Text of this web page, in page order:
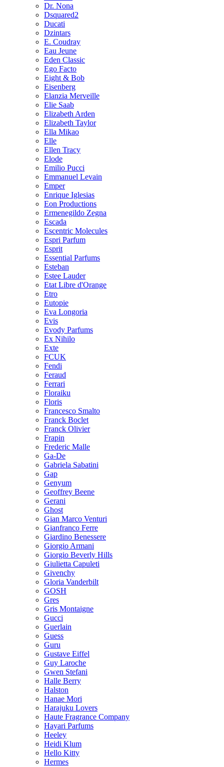
Dr. Nona
Dsquared2
Ducati
Dzintars
E. Coudray
Eau Jeune
Eden Classic
Ego Facto
Eight & Bob
Eisenberg
Elanzia Merveille
Elie Saab
Elizabeth Arden
Elizabeth Taylor
Ella Mikao
Elle
Ellen Tracy
Elode
Emilio Pucci
Emmanuel Levain
Emper
Enrique Iglesias
Eon Productions
Ermenegildo Zegna
Escada
Escentric Molecules
Espri Parfum
Esprit
Essential Parfums
Esteban
Estee Lauder
Etat Libre d'Orange
Etro
Eutopie
Eva Longoria
Evis
Evody Parfums
Ex Nihilo
Exte
FCUK
Fendi
Feraud
Ferrari
Floraiku
Floris
Francesco Smalto
Franck Boclet
Franck Olivier
Frapin
Frederic Malle
Ga-De
Gabriela Sabatini
Gap
Genyum
Geoffrey Beene
Gerani
Ghost
Gian Marco Venturi
Gianfranco Ferre
Giardino Benessere
Giorgio Armani
Giorgio Beverly Hills
Giulietta Capuleti
Givenchy
Gloria Vanderbilt
GOSH
Gres
Gris Montaigne
Gucci
Guerlain
Guess
Guru
Gustave Eiffel
Guy Laroche
Gwen Stefani
Halle Berry
Halston
Hanae Mori
Harajuku Lovers
Haute Fragrance Company
Hayari Parfums
Heeley
Heidi Klum
Hello Kitty
Hermes